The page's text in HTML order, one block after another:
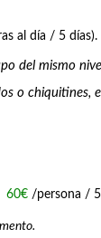
al día / 5 días).
del mismo
o chiquitines,
60€ /persona /